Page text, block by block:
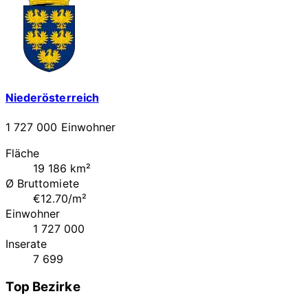
Niederösterreich
1 727 000 Einwohner
Fläche
19 186 km²
Ø Bruttomiete
€12.70/m²
Einwohner
1 727 000
Inserate
7 699
Top Bezirke